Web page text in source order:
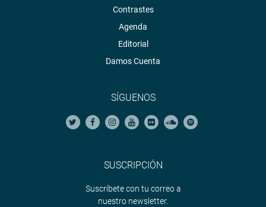
Contrastes
Agenda
Editorial
Damos Cuenta
SÍGUENOS
SUSCRIPCIÓN
Suscríbete con tu correo a
nuestro newsletter.